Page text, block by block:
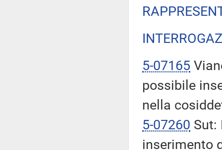
5-07165
possibile
nella
5-07260 Sut:
inserimento